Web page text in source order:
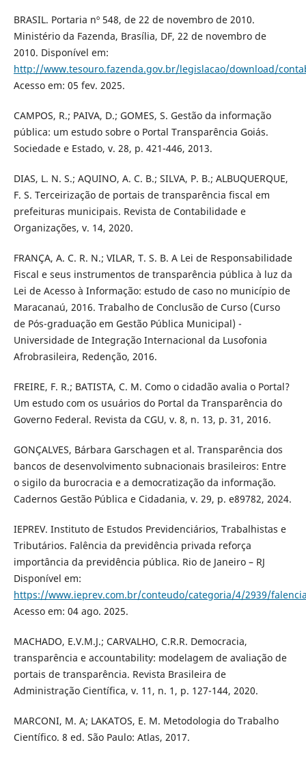
BRASIL. Portaria nº 548, de 22 de novembro de 2010.
Ministério da Fazenda, Brasília, DF, 22 de novembro de
2010. Disponível em:
http://www.tesouro.fazenda.gov.br/legislacao/download/
Acesso em: 05 fev. 2025.
CAMPOS, R.; PAIVA, D.; GOMES, S. Gestão da informação
pública: um estudo sobre o Portal Transparência Goiás.
Sociedade e Estado, v. 28, p. 421-446, 2013.
DIAS, L. N. S.; AQUINO, A. C. B.; SILVA, P. B.; ALBUQUERQUE,
F. S. Terceirização de portais de transparência fiscal em
prefeituras municipais. Revista de Contabilidade e
Organizações, v. 14, 2020.
FRANÇA, A. C. R. N.; VILAR, T. S. B. A Lei de Responsabilidade
Fiscal e seus instrumentos de transparência pública à luz da
Lei de Acesso à Informação: estudo de caso no município de
Maracanaú, 2016. Trabalho de Conclusão de Curso (Curso
de Pós-graduação em Gestão Pública Municipal) -
Universidade de Integração Internacional da Lusofonia
Afrobrasileira, Redenção, 2016.
FREIRE, F. R.; BATISTA, C. M. Como o cidadão avalia o Portal?
Um estudo com os usuários do Portal da Transparência do
Governo Federal. Revista da CGU, v. 8, n. 13, p. 31, 2016.
GONÇALVES, Bárbara Garschagen et al. Transparência dos
bancos de desenvolvimento subnacionais brasileiros: Entre
o sigilo da burocracia e a democratização da informação.
Cadernos Gestão Pública e Cidadania, v. 29, p. e89782, 2024.
IEPREV. Instituto de Estudos Previdenciários, Trabalhistas e
Tributários. Falência da previdência privada reforça
importância da previdência pública. Rio de Janeiro – RJ
Disponível em:
https://www.ieprev.com.br/conteudo/categoria/4/2939/
Acesso em: 04 ago. 2025.
MACHADO, E.V.M.J.; CARVALHO, C.R.R. Democracia,
transparência e accountability: modelagem de avaliação de
portais de transparência. Revista Brasileira de
Administração Científica, v. 11, n. 1, p. 127-144, 2020.
MARCONI, M. A; LAKATOS, E. M. Metodologia do Trabalho
Científico. 8 ed. São Paulo: Atlas, 2017.